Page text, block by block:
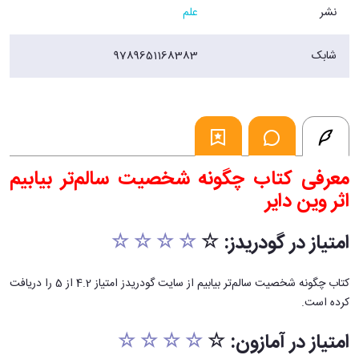
نشر علم
شابک 9789651168383
معرفی کتاب چگونه شخصیت سالم‌تر بیابیم
اثر وین دایر
امتیاز در گودریدز: ☆☆ ☆ ☆ ☆
کتاب چگونه شخصیت سالم‌تر بیابیم از سایت گودریدز امتیاز 4.2 از 5 را دریافت
کرده است.
امتیاز در آمازون: ☆☆ ☆ ☆ ☆